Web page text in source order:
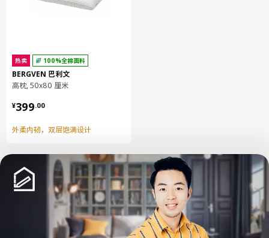
热卖 100%全棉面料
BERGVEN 巴利文
高枕, 50x80 厘米
¥399.00
¥ 399.00
外柔内韧，双层饱满设计